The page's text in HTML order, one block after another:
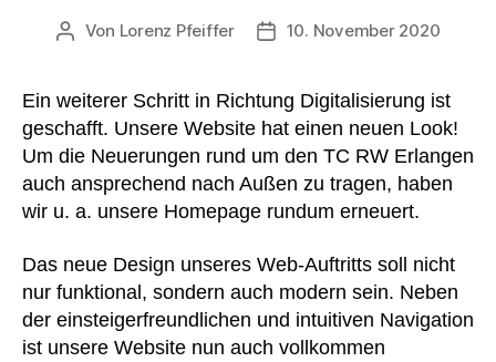
Beitragsautor
Von Lorenz Pfeiffer Veröffentlichungsdatum
10. November 2020
Ein weiterer Schritt in Richtung Digitalisierung ist
geschafft. Unsere Website hat einen neuen Look!
Um die Neuerungen rund um den TC RW Erlangen
auch ansprechend nach Außen zu tragen, haben
wir u. a. unsere Homepage rundum erneuert.
Das neue Design unseres Web-Auftritts soll nicht
nur funktional, sondern auch modern sein. Neben
der einsteigerfreundlichen und intuitiven Navigation
ist unsere Website nun auch vollkommen